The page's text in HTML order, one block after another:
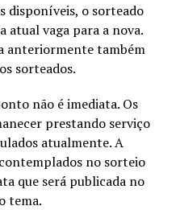
disponíveis, o sorteado
atual vaga para a nova.
anteriormente também
sorteados.
não é imediata. Os
prestando serviço
atualmente. A
no sorteio
que será publicada no
tema.